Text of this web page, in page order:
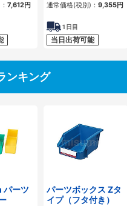
7,612円 通常価格(税別)： 9,355円
1 日目
当日出荷可能
ンキング
ーツ
パーツボックス Zタ
イプ（フタ付き）